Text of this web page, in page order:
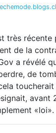
très récente
de la
a révélé
de
avant
«loi».